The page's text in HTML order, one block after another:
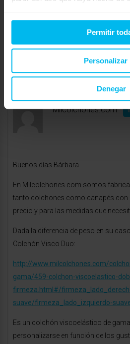
Permitir
Personalizar
Denegar
Un cordial saludo, Patricia
C/Eduardo Dato Nº38- Bajo
MAXCOLCHON Vitoria, TLF: 945 198
E-mail:vitoria@maxcolchon.com
enero 4, 2018 a las 11:58 am
Milcolchones.com
Buenos días Bárbara.
En Milcolchones.com somos
tanto colchones como canapés con
precio y para las medidas que
Dada la diferencia de peso en su
Colchón Visco Duo:
http://www.milcolchones.com/
gama/459-colchon-viscoelastico-
firmeza.html#/
suave/firmeza_lado_izquierdo-
Es un colchón viscoelástico de
personalizarse en función de los